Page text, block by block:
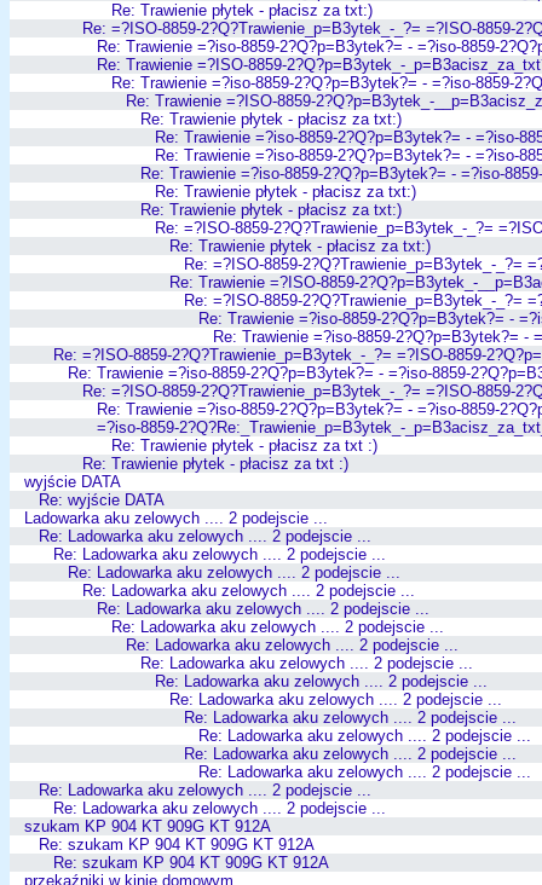
Re: Trawienie płytek - płacisz za txt:)
Re: =?ISO-8859-2?Q?Trawienie_p=B3ytek_-_?= =?ISO-8859-
Re: Trawienie =?iso-8859-2?Q?p=B3ytek?= - =?iso-8859-
Re: Trawienie =?ISO-8859-2?Q?p=B3ytek_-
Re: Trawienie =?iso-8859-2?Q?p=B3ytek?= - =?iso-8859-
Re: Trawienie =?ISO-8859-2?Q?p=B3ytek_-
Re: Trawienie płytek - płacisz za txt:)
Re: Trawienie =?iso-8859-2?Q?p=B3ytek?= - =?iso-
Re: Trawienie =?iso-8859-2?Q?p=B3ytek?= - =?iso-
Re: Trawienie =?iso-8859-2?Q?p=B3ytek?= - =?iso-
Re: Trawienie płytek - płacisz za txt:)
Re: Trawienie płytek - płacisz za txt:)
Re: =?ISO-8859-2?Q?Trawienie_p=B3ytek_-_?=
Re: Trawienie płytek - płacisz za txt:)
Re: =?ISO-8859-2?Q?Trawienie_p=B3ytek_-_?=
Re: Trawienie =?ISO-8859-2?Q?p=B3ytek_-
Re: =?ISO-8859-2?Q?Trawienie_p=B3ytek_-_?=
Re: Trawienie =?iso-8859-2?Q?p=B3ytek?= -
Re: Trawienie =?iso-8859-2?Q?p=B3ytek?= -
Re: =?ISO-8859-2?Q?Trawienie_p=B3ytek_-_?= =?ISO-8859-
Re: Trawienie =?iso-8859-2?Q?p=B3ytek?= - =?iso-8859-
Re: =?ISO-8859-2?Q?Trawienie_p=B3ytek_-_?= =?ISO-8859-
Re: Trawienie =?iso-8859-2?Q?p=B3ytek?= - =?iso-8859-
=?iso-8859-2?Q?Re:_Trawienie_p=B3ytek_-
Re: Trawienie płytek - płacisz za txt :)
Re: Trawienie płytek - płacisz za txt :)
wyjście DATA
Re: wyjście DATA
Ladowarka aku zelowych .... 2 podejscie ...
Re: Ladowarka aku zelowych .... 2 podejscie ...
Re: Ladowarka aku zelowych .... 2 podejscie ...
Re: Ladowarka aku zelowych .... 2 podejscie ...
Re: Ladowarka aku zelowych .... 2 podejscie ...
Re: Ladowarka aku zelowych .... 2 podejscie ...
Re: Ladowarka aku zelowych .... 2 podejscie ...
Re: Ladowarka aku zelowych .... 2 podejscie ...
Re: Ladowarka aku zelowych .... 2 podejscie ...
Re: Ladowarka aku zelowych .... 2 podejscie ...
Re: Ladowarka aku zelowych .... 2 podejscie ...
Re: Ladowarka aku zelowych .... 2 podejscie ...
Re: Ladowarka aku zelowych .... 2 podejscie ...
Re: Ladowarka aku zelowych .... 2 podejscie ...
Re: Ladowarka aku zelowych .... 2 podejscie ...
Re: Ladowarka aku zelowych .... 2 podejscie ...
Re: Ladowarka aku zelowych .... 2 podejscie ...
szukam KP 904 KT 909G KT 912A
Re: szukam KP 904 KT 909G KT 912A
Re: szukam KP 904 KT 909G KT 912A
przekaźniki w kinie domowym